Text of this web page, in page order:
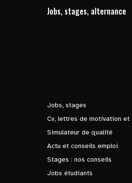
Jobs, stages, alternance
Jobs, stages
Cv, lettres de motivation
Simulateur de qualité
Actu et conseils emploi
Stages : nos conseils
Jobs étudiants